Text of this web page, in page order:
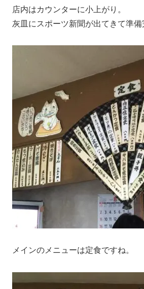
店内はカウンターに小上がり。
灰皿にスポーツ新聞が出てきて準備
メインのメニューは定食ですね。